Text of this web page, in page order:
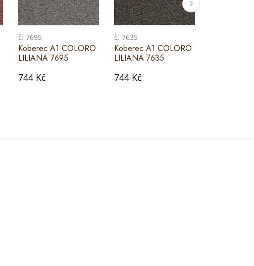
č. 7695
Koberec A1 COLORO
LILIANA 7695
744 Kč
č. 7635
Koberec A1 COLORO
LILIANA 7635
744 Kč